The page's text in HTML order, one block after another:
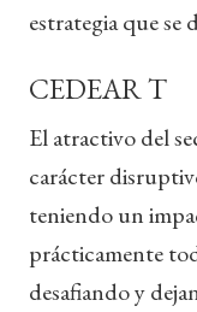
estrategia que se
CEDEAR T
El atractivo del
carácter
teniendo un
prácticamente
desafiando y